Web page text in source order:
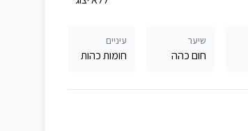
שיער
חום כהה
עיניים
חומות כהות